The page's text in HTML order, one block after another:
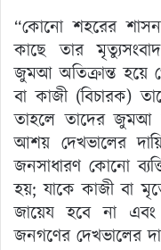
“কোনো শহরের
কাছে তার
জুমআ অতিক্রান্ত হয়ে
বা কাজী (বিচারক)
তাহলে তাদের জুমআ
আশয় দেখভালের
জনসাধারণ কোনো
হয়; যাকে কাজী বা
জায়েয হবে না
জনগণের দেখভালের